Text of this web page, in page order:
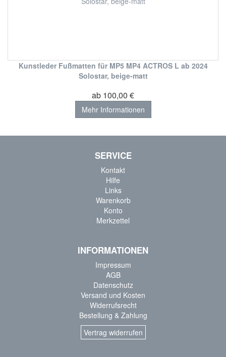
Kunstleder Fußmatten für MP5 MP4 ACTROS L ab 2024
Solostar, beige-matt
ab 100,00 €
Mehr Informationen
SERVICE
Kontakt
Hilfe
Links
Warenkorb
Konto
Merkzettel
INFORMATIONEN
Impressum
AGB
Datenschutz
Versand und Kosten
Widerrufsrecht
Bestellung & Zahlung
Vertrag widerrufen